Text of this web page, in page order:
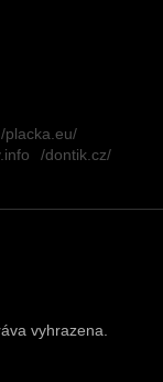
/placka.eu/
/dontik.cz/
vyhrazena.